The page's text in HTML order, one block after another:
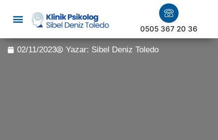
0505 367 20 36
02/11/2023 Yazar: Sibel Deniz Toledo